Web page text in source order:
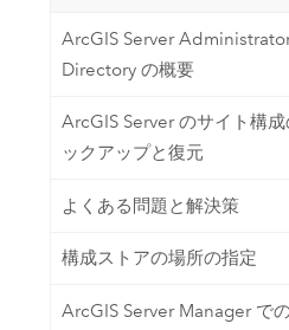
ArcGIS Server
Directory の概要
ArcGIS Server のサイト構
ックアップと復元
よくある問題と解決策
構成ストアの場所の指定
ArcGIS Server Manager で